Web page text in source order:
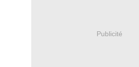
Publicité